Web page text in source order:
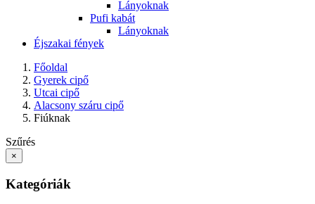
Lányoknak
Pufi kabát
Lányoknak
Éjszakai fények
Főoldal
Gyerek cipő
Utcai cipő
Alacsony száru cipő
Fiúknak
Szűrés
×
Kategóriák